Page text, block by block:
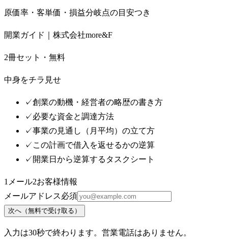
原価率・客単価・損益分岐点の目安つき
開業ガイド｜株式会社more&F
2冊セット・無料
中身をチラ見せ
✓創業の動機・経営者の略歴の書き方
✓必要な資金と調達方法
✓事業の見通し（月平均）の立て方
✓ この計画で借入を返せるかの逆算
✓ 開業日から逆算するタスクシート
1 メール2お客様情報
メールアドレス必須
次へ（無料で受け取る）
入力は30秒で終わります。営業電話はありません。